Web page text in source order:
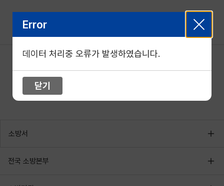
소방서
전국 소방본부
Error
데이터 처리중 오류가 발생하였습니다.
닫기